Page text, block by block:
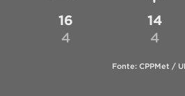
16
4
14
4
Fonte: CPPMet /